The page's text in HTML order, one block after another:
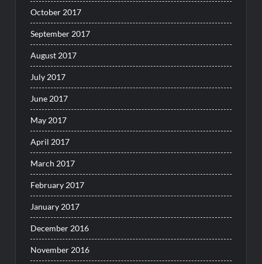
October 2017
September 2017
August 2017
July 2017
June 2017
May 2017
April 2017
March 2017
February 2017
January 2017
December 2016
November 2016